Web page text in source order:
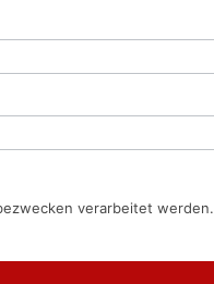
verarbeitet werden.